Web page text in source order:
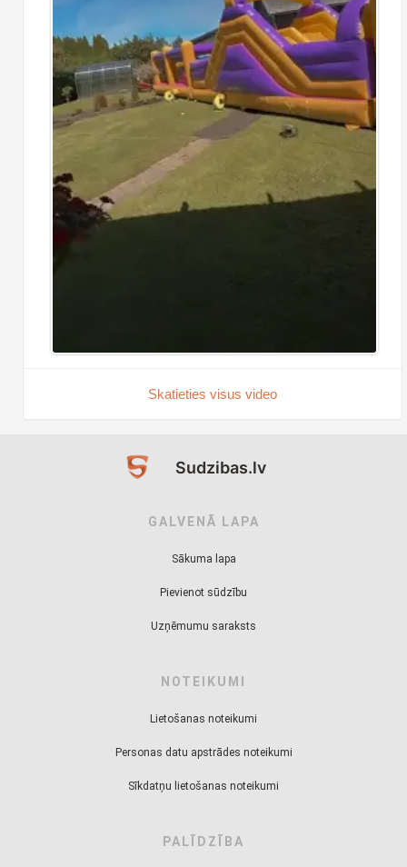
Skatieties visus video
Sudzibas.lv
GALVENĀ LAPA
Sākuma lapa
Pievienot sūdzību
Uzņēmumu saraksts
NOTEIKUMI
Lietošanas noteikumi
Personas datu apstrādes noteikumi
Sīkdatņu lietošanas noteikumi
PALĪDZĪBA